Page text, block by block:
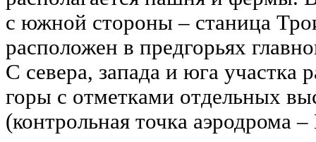
с южной стороны – станица
расположен в предгорьях
С севера, запада и юга участка
горы с отметками отдельных
(контрольная точка аэродрома